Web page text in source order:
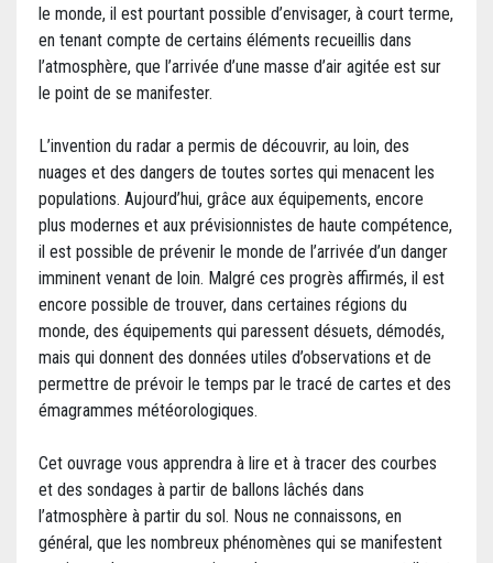
le monde, il est pourtant possible d’envisager, à court terme,
en tenant compte de certains éléments recueillis dans
l’atmosphère, que l’arrivée d’une masse d’air agitée est sur
le point de se manifester.
L’invention du radar a permis de découvrir, au loin, des
nuages et des dangers de toutes sortes qui menacent les
populations. Aujourd’hui, grâce aux équipements, encore
plus modernes et aux prévisionnistes de haute compétence,
il est possible de prévenir le monde de l’arrivée d’un danger
imminent venant de loin. Malgré ces progrès affirmés, il est
encore possible de trouver, dans certaines régions du
monde, des équipements qui paressent désuets, démodés,
mais qui donnent des données utiles d’observations et de
permettre de prévoir le temps par le tracé de cartes et des
émagrammes météorologiques.
Cet ouvrage vous apprendra à lire et à tracer des courbes
et des sondages à partir de ballons lâchés dans
l’atmosphère à partir du sol. Nous ne connaissons, en
général, que les nombreux phénomènes qui se manifestent